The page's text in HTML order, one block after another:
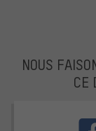
NOUS
CE